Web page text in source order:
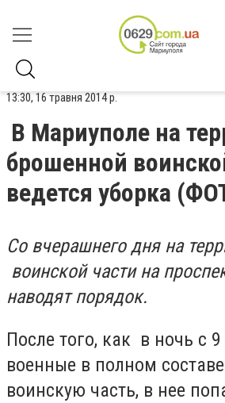
13:30, 16 травня 2014 р.
В Мариуполе на
брошенной
ведется уборка
Со вчерашнего дня на
воинской части на
наводят порядок.
После того, как в ночь с
военные в полном
воинскую часть, в нее